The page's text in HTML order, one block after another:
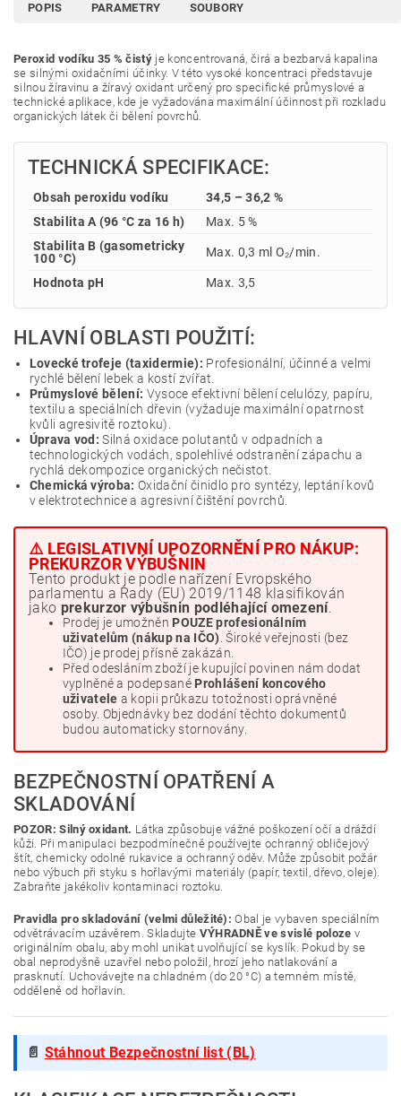
POPIS PARAMETRY SOUBORY
Peroxid vodíku 35 % čistý je koncentrovaná, čirá a bezbarvá kapalina
se silnými oxidačními účinky. V této vysoké koncentraci představuje
silnou žíravinu a žíravý oxidant určený pro specifické průmyslové a
technické aplikace, kde je vyžadována maximální účinnost při rozkladu
organických látek či bělení povrchů.
TECHNICKÁ SPECIFIKACE:
Obsah peroxidu vodíku
34,5 – 36,2 %
Stabilita A (96 °C za 16 h)
Max. 5 %
Stabilita B (gasometricky
100 °C)
Max. 0,3 ml O₂/min.
Hodnota pH Max. 3,5
HLAVNÍ OBLASTI POUŽITÍ:
Lovecké trofeje (taxidermie): Profesionální, účinné a velmi
rychlé bělení lebek a kostí zvířat.
Průmyslové bělení: Vysoce efektivní bělení celulózy, papíru,
textilu a speciálních dřevin (vyžaduje maximální opatrnost
kvůli agresivitě roztoku).
Úprava vod: Silná oxidace polutantů v odpadních a
technologických vodách, spolehlivé odstranění zápachu a
rychlá dekompozice organických nečistot.
Chemická výroba: Oxidační činidlo pro syntézy, leptání kovů
v elektrotechnice a agresivní čištění povrchů.
⚠️ LEGISLATIVNÍ UPOZORNĚNÍ PRO NÁKUP:
PREKURZOR VÝBUŠNIN
Tento produkt je podle nařízení Evropského
parlamentu a Rady (EU) 2019/1148 klasifikován
jako prekurzor výbušnin podléhající omezení.
Prodej je umožněn POUZE profesionálním
uživatelům (nákup na IČO) . Široké veřejnosti (bez
IČO) je prodej přísně zakázán.
Před odesláním zboží je kupující povinen nám dodat
vyplněné a podepsané Prohlášení koncového
uživatele a kopii průkazu totožnosti oprávněné
osoby. Objednávky bez dodání těchto dokumentů
budou automaticky stornovány.
BEZPEČNOSTNÍ OPATŘENÍ A
SKLADOVÁNÍ
POZOR: Silný oxidant. Látka způsobuje vážné poškození očí a dráždí
kůži. Při manipulaci bezpodmínečně používejte ochranný obličejový
štít, chemicky odolné rukavice a ochranný oděv. Může způsobit požár
nebo výbuch při styku s hořlavými materiály (papír, textil, dřevo, oleje).
Zabraňte jakékoliv kontaminaci roztoku.
Pravidla pro skladování (velmi důležité): Obal je vybaven speciálním
odvětrávacím uzávěrem. Skladujte VÝHRADNĚ ve svislé poloze v
originálním obalu, aby mohl unikat uvolňující se kyslík. Pokud by se
obal neprodyšně uzavřel nebo položil, hrozí jeho natlakování a
prasknutí. Uchovávejte na chladném (do 20 °C) a temném místě,
odděleně od hořlavin.
📄 Stáhnout Bezpečnostní list (BL)